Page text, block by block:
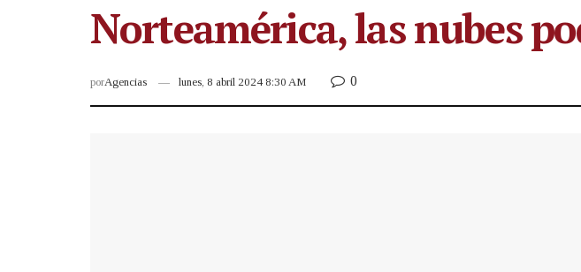
Norteamérica, las nubes
porAgencias lunes, 8 abril 2024 8:30 AM 0